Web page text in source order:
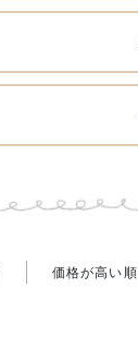
価格が高い順